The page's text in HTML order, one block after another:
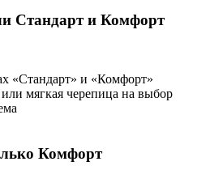
Стандарт и Комфорт
«Стандарт» и «Комфорт»
мягкая черепица на выбор
Комфорт